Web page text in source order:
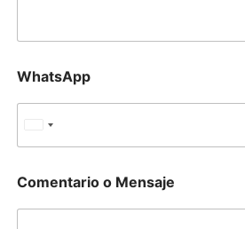
WhatsApp
i
Comentario o Mensaje